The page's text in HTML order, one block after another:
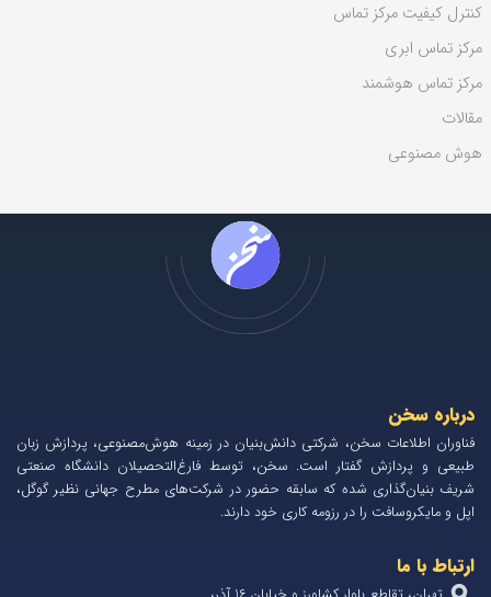
کنترل کیفیت مرکز تماس
مرکز تماس ابری
مرکز تماس هوشمند
مقالات
هوش مصنوعی
ارتباط با ما
درباره سخن
فناوران اطلاعات سخن، شرکتی دانش‌بنیان در زمینه هوش‌مصنوعی، پردازش زبان
طبیعی و پردازش گفتار است. سخن، توسط فارغ‌التحصیلان دانشگاه صنعتی
شریف بنیان‌گذاری شده که سابقه حضور در شرکت‌های مطرح جهانی نظیر گوگل،
اپل و مایکروسافت را در رزومه کاری خود دارند.